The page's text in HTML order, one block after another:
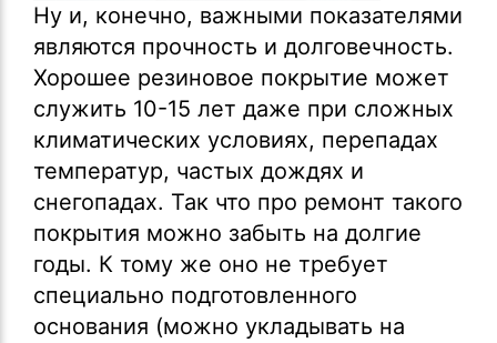
Ну и, конечно, важными показателями
являются прочность и долговечность.
Хорошее резиновое покрытие может
служить 10-15 лет даже при сложных
климатических условиях, перепадах
температур, частых дождях и
снегопадах. Так что про ремонт такого
покрытия можно забыть на долгие
годы. К тому же оно не требует
специально подготовленного
основания (можно укладывать на